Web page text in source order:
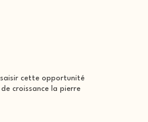
cette opportunité
croissance la pierre